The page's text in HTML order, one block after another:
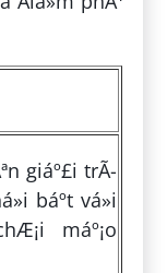
giáº£i trÃ­
báº­t vá»i
máº¡o